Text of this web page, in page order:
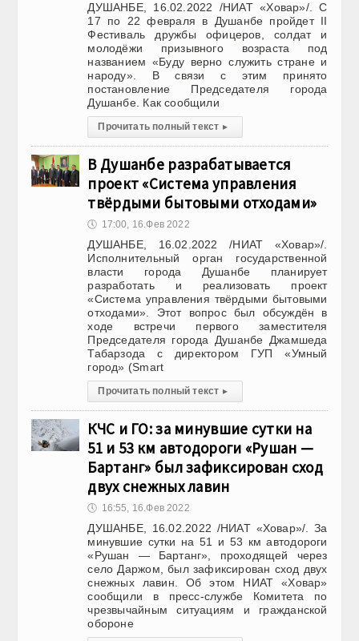
ДУШАНБЕ, 16.02.2022 /НИАТ «Ховар»/. С
17 по 22 февраля в Душанбе пройдет II
Фестиваль дружбы офицеров, солдат и
молодёжи призывного возраста под
названием «Буду верно служить стране и
народу». В связи с этим принято
постановление Председателя города
Душанбе. Как сообщили
Прочитать полный текст ▸
В Душанбе разрабатывается
проект «Система управления
твёрдыми бытовыми отходами»
🕔 17:00, 16.Фев 2022
ДУШАНБЕ, 16.02.2022 /НИАТ «Ховар»/.
Исполнительный орган государственной
власти города Душанбе планирует
разработать и реализовать проект
«Система управления твёрдыми бытовыми
отходами». Этот вопрос был обсуждён в
ходе встречи первого заместителя
Председателя города Душанбе Джамшеда
Табарзода с директором ГУП «Умный
город» (Smart
Прочитать полный текст ▸
КЧС и ГО: за минувшие сутки на
51 и 53 км автодороги «Рушан —
Бартанг» был зафиксирован сход
двух снежных лавин
🕔 16:55, 16.Фев 2022
ДУШАНБЕ, 16.02.2022 /НИАТ «Ховар»/. За
минувшие сутки на 51 и 53 км автодороги
«Рушан — Бартанг», проходящей через
село Даржом, был зафиксирован сход двух
снежных лавин. Об этом НИАТ «Ховар»
сообщили в пресс-службе Комитета по
чрезвычайным ситуациям и гражданской
обороне